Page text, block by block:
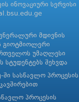
ინოვაციური სერვისი
მდივნის
გიოტმიოლერი
უმაღლესი
სტუდენტებს შეხვდა
ში სასწავლო პროცესის
პროცესის